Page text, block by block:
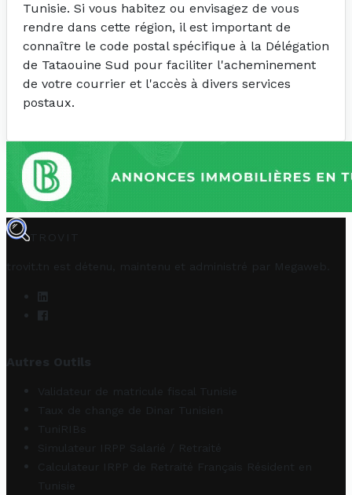
Tunisie. Si vous habitez ou envisagez de vous
rendre dans cette région, il est important de
connaître le code postal spécifique à la Délégation
de Tataouine Sud pour faciliter l'acheminement
de votre courrier et l'accès à divers services
postaux.
TROVIT
trovit.tn est détenu, maintenu et administré par Megaweb
Autres Outils
Validateur de matricule fiscal Tunisie
Taux de change de Dinar Tunisien
TuniRIBs
Simulateur IRPP Salarié / Retraité
Calculateur IRPP de Retraité Français Résident en
Tunisie